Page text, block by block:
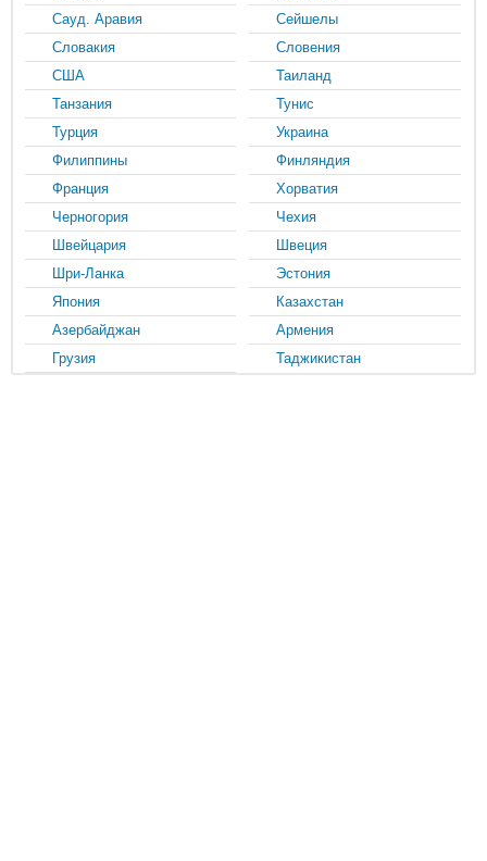
Сауд. Аравия
Сейшелы
Словакия
Словения
США
Таиланд
Танзания
Тунис
Турция
Украина
Филиппины
Финляндия
Франция
Хорватия
Черногория
Чехия
Швейцария
Швеция
Шри-Ланка
Эстония
Япония
Казахстан
Азербайджан
Армения
Грузия
Таджикистан